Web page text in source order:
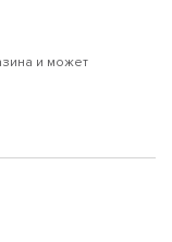
и может